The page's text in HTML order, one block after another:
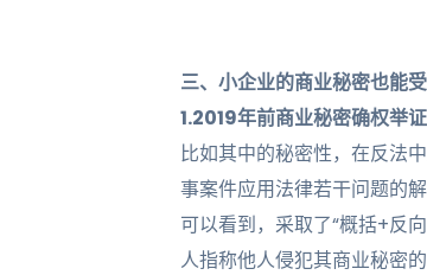
三、小企业的商业秘密也能
1.2019年前商业秘密确权举
比如其中的秘密性，在反法
事案件应用法律若干问题的
可以看到，采取了“概括+反
人指称他人侵犯其商业秘密